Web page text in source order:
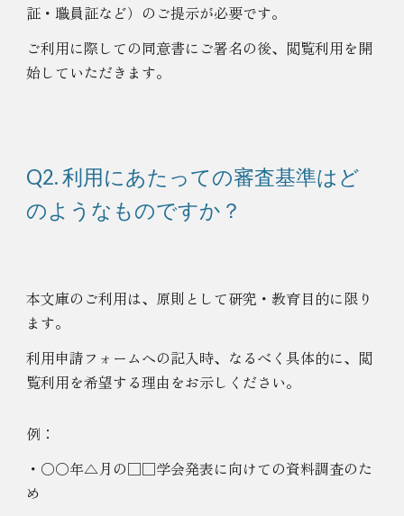
証・職員証など）のご提示が必要です。
ご利用に際しての同意書にご署名の後、閲覧利用を開
始していただきます。
Q2. 利用にあたっての審査基準はど
のようなものですか？
本文庫のご利用は、原則として研究・教育目的に限り
ます。
利用申請フォームへの記入時、なるべく具体的に、閲
覧利用を希望する理由をお示しください。
例：
・〇〇年△月の□□学会発表に向けての資料調査のた
め